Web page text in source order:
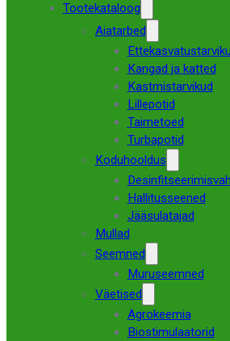
Tootekataloog
Aiatarbed
Kangad ja katted
Kastmistarvikud
Lillepotid
Taimetoed
Turbapotid
Koduhooldus
Hallitusseened
Jääsulatajad
Mullad
Seemned
Muruseemned
Väetised
Agrokeemia
Biostimulaatorid